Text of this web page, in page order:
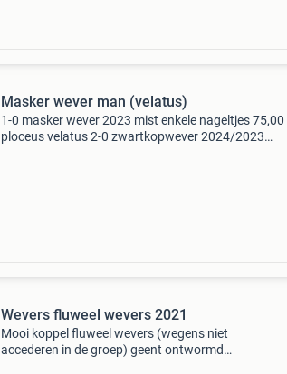
Masker wever man (velatus)
1-0 masker wever 2023 mist enkele nageltjes 75,00
ploceus velatus 2-0 zwartkopwever 2024/2023
Wevers fluweel wevers 2021
Mooi koppel fluweel wevers (wegens niet
accederen in de groep) geent ontwormd